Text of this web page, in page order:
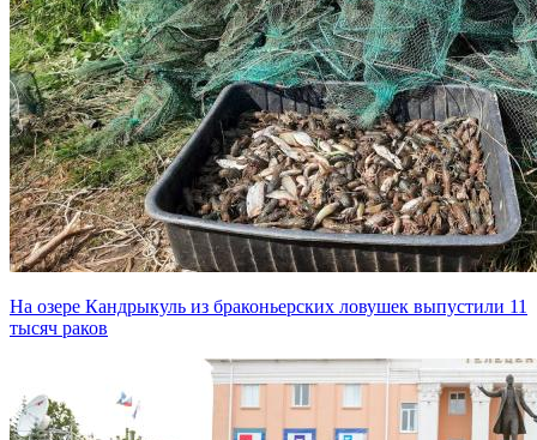
На озере Кандрыкуль из браконьерских ловушек выпустили 11
тысяч раков